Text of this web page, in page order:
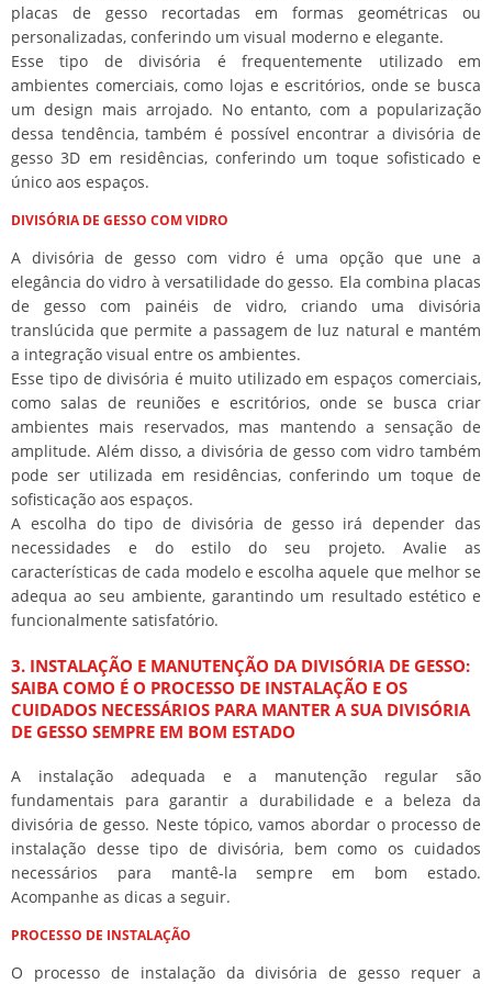
placas de gesso recortadas em formas geométricas ou
personalizadas, conferindo um visual moderno e elegante.
Esse tipo de divisória é frequentemente utilizado em
ambientes comerciais, como lojas e escritórios, onde se busca
um design mais arrojado. No entanto, com a popularização
dessa tendência, também é possível encontrar a divisória de
gesso 3D em residências, conferindo um toque sofisticado e
único aos espaços.
DIVISÓRIA DE GESSO COM VIDRO
A divisória de gesso com vidro é uma opção que une a
elegância do vidro à versatilidade do gesso. Ela combina placas
de gesso com painéis de vidro, criando uma divisória
translúcida que permite a passagem de luz natural e mantém
a integração visual entre os ambientes.
Esse tipo de divisória é muito utilizado em espaços comerciais,
como salas de reuniões e escritórios, onde se busca criar
ambientes mais reservados, mas mantendo a sensação de
amplitude. Além disso, a divisória de gesso com vidro também
pode ser utilizada em residências, conferindo um toque de
sofisticação aos espaços.
A escolha do tipo de divisória de gesso irá depender das
necessidades e do estilo do seu projeto. Avalie as
características de cada modelo e escolha aquele que melhor se
adequa ao seu ambiente, garantindo um resultado estético e
funcionalmente satisfatório.
3. INSTALAÇÃO E MANUTENÇÃO DA DIVISÓRIA DE GESSO:
SAIBA COMO É O PROCESSO DE INSTALAÇÃO E OS
CUIDADOS NECESSÁRIOS PARA MANTER A SUA DIVISÓRIA
DE GESSO SEMPRE EM BOM ESTADO
A instalação adequada e a manutenção regular são
fundamentais para garantir a durabilidade e a beleza da
divisória de gesso. Neste tópico, vamos abordar o processo de
instalação desse tipo de divisória, bem como os cuidados
necessários para mantê-la sempre em bom estado.
Acompanhe as dicas a seguir.
PROCESSO DE INSTALAÇÃO
O processo de instalação da divisória de gesso requer a